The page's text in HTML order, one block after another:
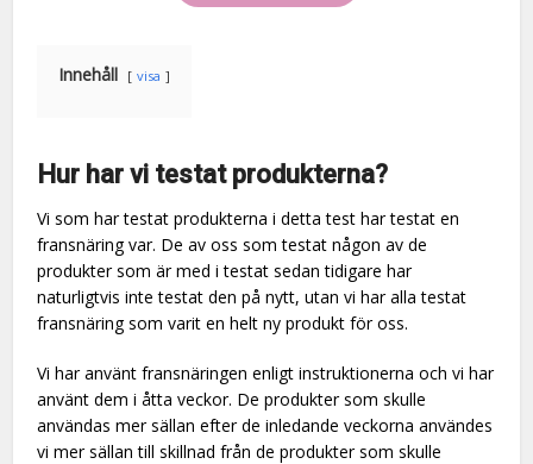
Innehåll visa
Hur har vi testat produkterna?
Vi som har testat produkterna i detta test har testat en
fransnäring var. De av oss som testat någon av de
produkter som är med i testat sedan tidigare har
naturligtvis inte testat den på nytt, utan vi har alla testat
fransnäring som varit en helt ny produkt för oss.
Vi har använt fransnäringen enligt instruktionerna och vi har
använt dem i åtta veckor. De produkter som skulle
användas mer sällan efter de inledande veckorna användes
vi mer sällan till skillnad från de produkter som skulle